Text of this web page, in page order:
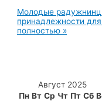
Молодые
принадлежности
полностью »
Август 2025
Пн Вт Ср Чт Пт Сб